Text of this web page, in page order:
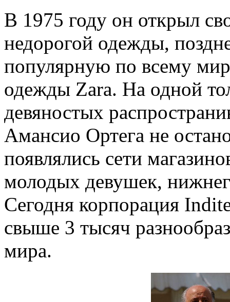
В 1975 году он открыл
недорогой одежды,
популярную по всему
одежды Zara. На одной
девяностых
Амансио Ортега не
появлялись сети
молодых девушек,
Сегодня корпорация
свыше 3 тысяч
мира.